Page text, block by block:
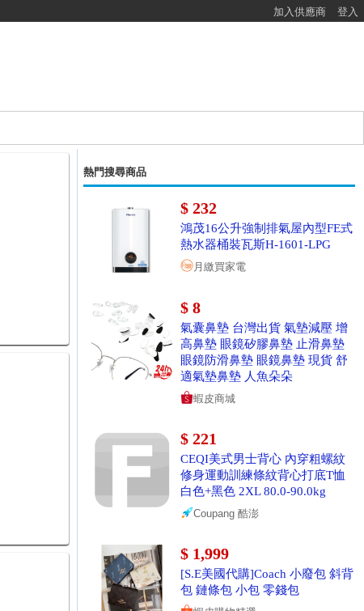
加入供應商 登入
熱門搜尋商品
$ 232
鴻茂16公升強制排氣屋內型FE式
熱水器桶裝瓦斯H-1601-LPG
月繳買家電
$ 8
氣囊鼻墊 台灣出貨 氣墊減壓 增
高鼻墊 眼鏡矽膠鼻墊 止滑鼻墊
眼鏡防滑鼻墊 眼鏡鼻墊 現貨 舒
適氣墊鼻墊 人魚朵朵
蝦皮商城
$ 221
CEQI美式男士背心 內穿粗螺紋
修身運動訓練條紋背心打底T恤
白色+黑色 2XL 80.0-90.0kg
Coupang 酷澎
$ 1,999
[S.E美國代購]Coach 小廢包 斜背
包 鏈條包 小包 零錢包